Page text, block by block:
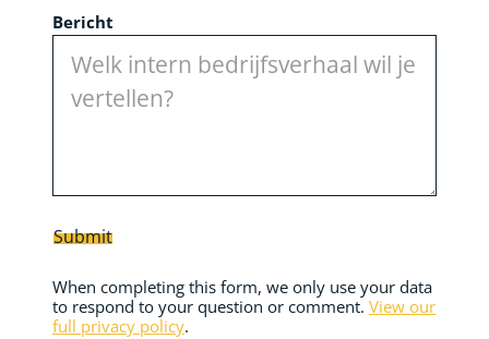
Bericht
Submit
When completing this form, we only use your data
to respond to your question or comment. View our
full privacy policy.